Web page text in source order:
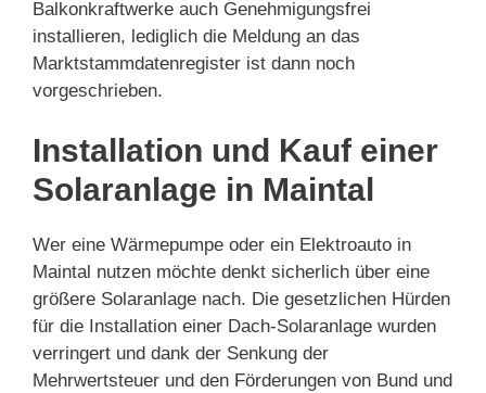
Balkonkraftwerke auch Genehmigungsfrei
installieren, lediglich die Meldung an das
Marktstammdatenregister ist dann noch
vorgeschrieben.
Installation und Kauf einer
Solaranlage in Maintal
Wer eine Wärmepumpe oder ein Elektroauto in
Maintal nutzen möchte denkt sicherlich über eine
größere Solaranlage nach. Die gesetzlichen Hürden
für die Installation einer Dach-Solaranlage wurden
verringert und dank der Senkung der
Mehrwertsteuer und den Förderungen von Bund und